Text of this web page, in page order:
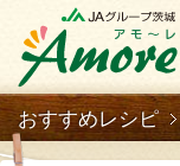
おすすめレシピ